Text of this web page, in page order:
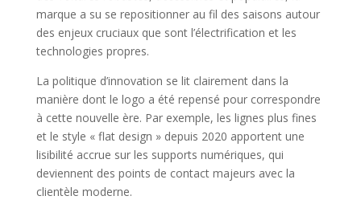
marque a su se repositionner au fil des saisons autour
des enjeux cruciaux que sont l’électrification et les
technologies propres.
La politique d’innovation se lit clairement dans la
manière dont le logo a été repensé pour correspondre
à cette nouvelle ère. Par exemple, les lignes plus fines
et le style « flat design » depuis 2020 apportent une
lisibilité accrue sur les supports numériques, qui
deviennent des points de contact majeurs avec la
clientèle moderne.